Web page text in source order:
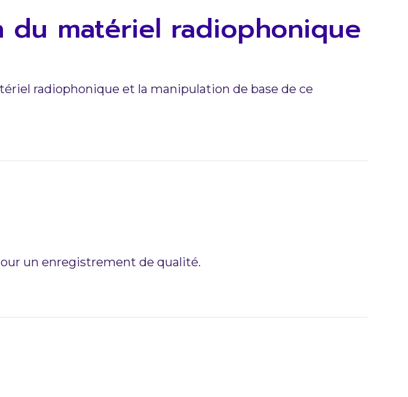
du matériel radiophonique
radiophonique et la manipulation de base de ce
un enregistrement de qualité.